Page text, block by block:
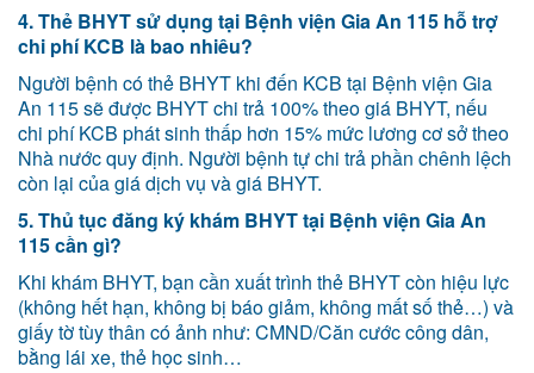
4. Thẻ BHYT sử dụng tại Bệnh viện Gia An 115 hỗ trợ
chi phí KCB là bao nhiêu?
Người bệnh có thẻ BHYT khi đến KCB tại Bệnh viện Gia
An 115 sẽ được BHYT chi trả 100% theo giá BHYT, nếu
chi phí KCB phát sinh thấp hơn 15% mức lương cơ sở theo
Nhà nước quy định. Người bệnh tự chi trả phần chênh lệch
còn lại của giá dịch vụ và giá BHYT.
5. Thủ tục đăng ký khám BHYT tại Bệnh viện Gia An
115 cần gì?
Khi khám BHYT, bạn cần xuất trình thẻ BHYT còn hiệu lực
(không hết hạn, không bị báo giảm, không mất số thẻ…) và
giấy tờ tùy thân có ảnh như: CMND/Căn cước công dân,
bằng lái xe, thẻ học sinh…